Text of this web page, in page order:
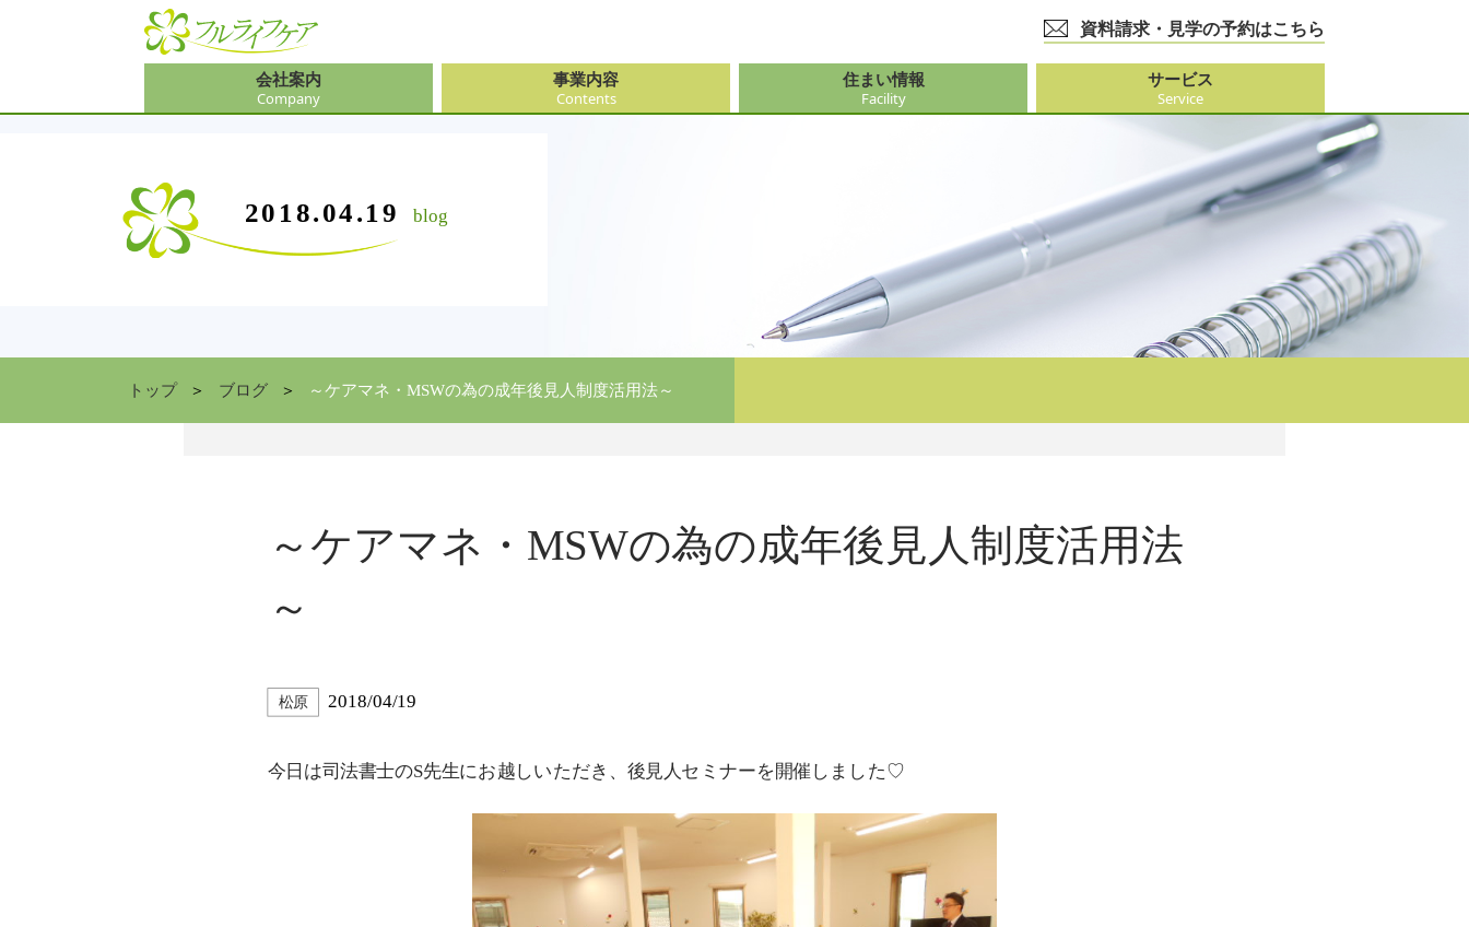
資料請求・見学の予約はこちら
会社案内
Company
会社案内
Company
事業内容
Contents
事業内容
Contents 社会奉仕事業
住まい情報
Facility
住まい情報
サービス
Service
サービス
Service レクリエーション
2018.04.19 blog
トップ ブログ ～ケアマネ・MSWの為の成年後見人制度活用法～
～ケアマネ・MSWの為の成年後見人制度活用法
～
松原 2018/04/19
今日は司法書士のS先生にお越しいただき、後見人セミナーを開催しました♡